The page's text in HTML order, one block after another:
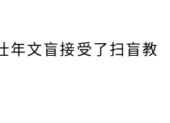
年文盲接受了扫盲教